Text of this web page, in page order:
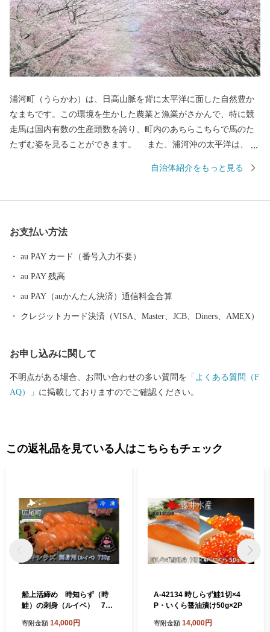
浦河町（うらかわ）は、日高山脈を背に太平洋に面した自然豊か
なまちです。この環境を生かした農業と漁業がさかんで、特に競
走馬は国内有数の生産頭数を誇り、町内のあちらこちらで馬のた
たずむ姿を見ることができます。 また、浦河沖の太平洋は、魚
力を入れ、町内の乗馬施設では、子どもからお年寄りまで、さら
力にふれていただければ幸いです。
自治体紹介をもっと見る
お支払い方法
au PAY カード（番号入力不要）
au PAY 残高
au PAY（auかんたん決済）通信料金合算
クレジットカード決済（VISA、Master、JCB、Diners、AMEX）
お申し込みに関して
不明点がある場合、お問い合わせの多い質問を 「よくある質問（F
AQ）」 に掲載しておりますのでご確認ください。
この返礼品を見ている人はこちらもチェック
船上活締め 時知らず（時
鮭）の刺身（ルイベ） 700
ときしらず トキシラズ 活
寄附金額 14,000円
A-42134 時しらず鮭1切×4
P・いくら醤油漬け50g×2P
寄附金額 14,000円